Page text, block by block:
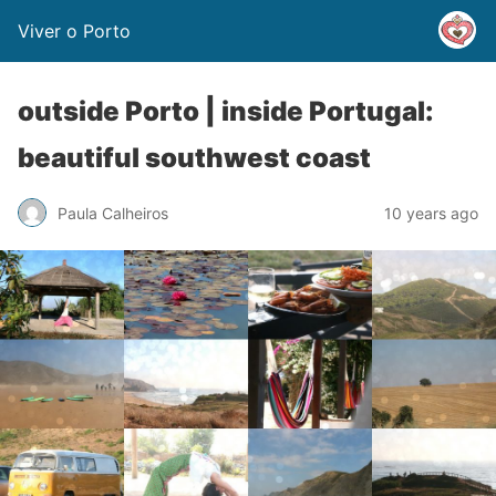
Viver o Porto
outside Porto | inside Portugal:
beautiful southwest coast
Paula Calheiros 10 years ago